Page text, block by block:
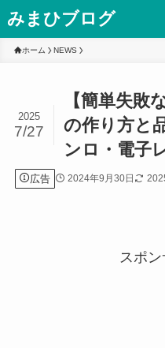
みまひブログ
ホーム NEWS
【簡単失敗
の作り方と
ンロ・電子
2025
7/27
広告 2024年9月30日
スポン